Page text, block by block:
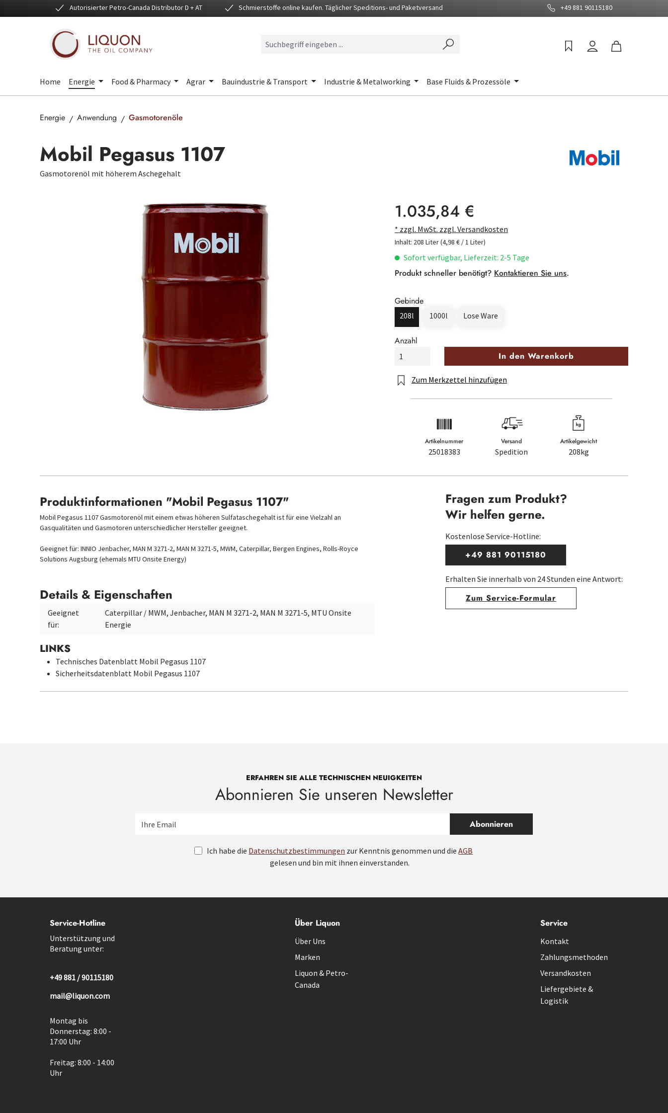
Hauptinhalt springen
Zur Suche springen
Zur Hauptnavigation springenAutorisierter Petro-Canada Distributor D + AT Schmierstoffe online kaufen. Täglicher Speditions- und Paketversand +49 881 90115180
Home Energie Food & Pharmacy Agrar Bauindustrie & Transport Industrie & Metalworking Base Fluids & Prozessöle
Energie Anwendung Gasmotorenöle
Mobil Pegasus 1107
Gasmotorenöl mit höherem Aschegehalt
Regulärer Preis:
1.035,84 €
* zzgl. MwSt. zzgl. Versandkosten
Inhalt: 208 Liter(4,98 € / 1 Liter)
Sofort verfügbar, Lieferzeit: 2-5 Tage
Produkt schneller benötigt? Kontaktieren Sie uns.
Gebinde
208l 1000l Lose Ware
Anzahl
In den Warenkorb
Zum Merkzettel hinzufügen
Artikelnummer
25018383
Versand
Spedition
Artikelgewicht
208kg
Produktinformationen "Mobil Pegasus 1107"
Mobil Pegasus 1107 Gasmotorenöl mit einem etwas höheren Sulfataschegehalt ist für eine Vielzahl an
Gasqualitäten und Gasmotoren unterschiedlicher Hersteller geeignet.
Geeignet für: INNIO Jenbacher, MAN M 3271-2, MAN M 3271-5, MWM, Caterpillar, Bergen Engines, Rolls-Royce
Solutions Augsburg (ehemals MTU Onsite Energy)
Details & Eigenschaften
Geeignet
für:
Caterpillar / MWM, Jenbacher, MAN M 3271-2, MAN M 3271-5, MTU Onsite
Energie
LINKS
Technisches Datenblatt Mobil Pegasus 1107
Sicherheitsdatenblatt Mobil Pegasus 1107
Fragen zum Produkt?
Wir helfen gerne.
Kostenlose Service-Hotline:
+49 881 90115180
Erhalten Sie innerhalb von 24 Stunden eine Antwort:
Zum Service-Formular
ERFAHREN SIE ALLE TECHNISCHEN NEUIGKEITEN
Abonnieren Sie unseren Newsletter
Abonnieren
Ich habe die Datenschutzbestimmungen zur Kenntnis genommen und dieAGB
gelesen und bin mit ihnen einverstanden.
Service-Hotline
Unterstützung und
Beratung unter:
+49 881 / 90115180
mail@liquon.com
Montag bis
Donnerstag: 8:00 -
17:00 Uhr
Freitag: 8:00 - 14:00
Uhr
Über Liquon
Über Uns
Marken
Liquon & Petro-
Canada
Service
Kontakt
Zahlungsmethoden
Versandkosten
Liefergebiete &
Logistik